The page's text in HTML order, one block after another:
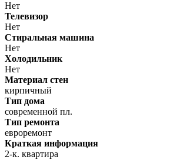
Нет
Телевизор
Нет
Стиральная машина
Нет
Холодильник
Нет
Материал стен
кирпичный
Тип дома
современной пл.
Тип ремонта
евроремонт
Краткая информация
2-к. квартира